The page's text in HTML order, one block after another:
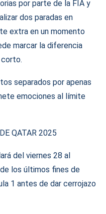
por parte de la FIA y
dos paradas en
extra en un momento
marcar la diferencia
separados por apenas
emociones al límite
QATAR 2025
del viernes 28 al
los últimos fines de
1 antes de dar cerrojazo